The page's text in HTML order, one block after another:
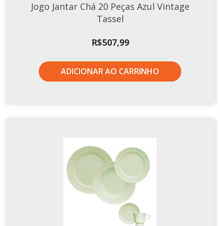
Jogo Jantar Chá 20 Peças Azul Vintage
Tassel
R$507,99
ADICIONAR AO CARRINHO